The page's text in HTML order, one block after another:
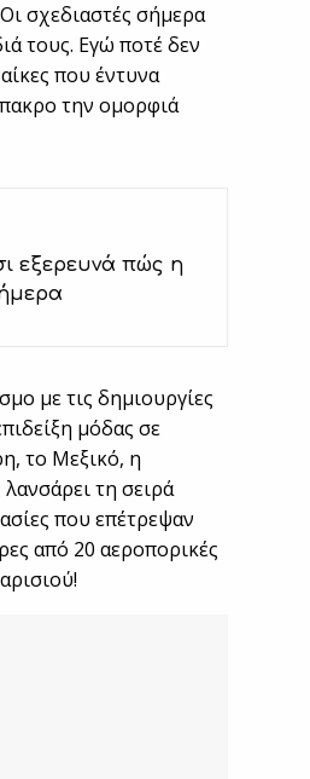
σχεδιαστές σήμερα
τους. Εγώ ποτέ δεν
που έντυνα
την ομορφιά
εξερευνά πώς η
με τις δημιουργίες
μόδας σε
το Μεξικό, η
τη σειρά
που επέτρεψαν
από 20 αεροπορικές